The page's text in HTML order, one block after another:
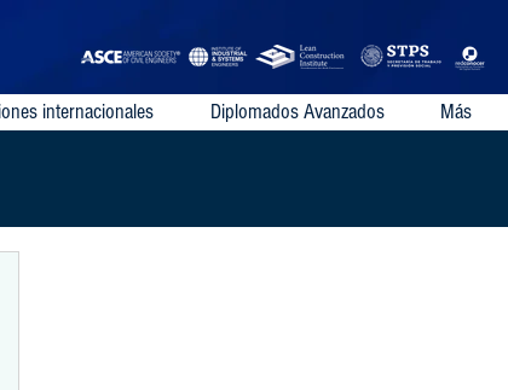
internacionales Diplomados Avanzados Más